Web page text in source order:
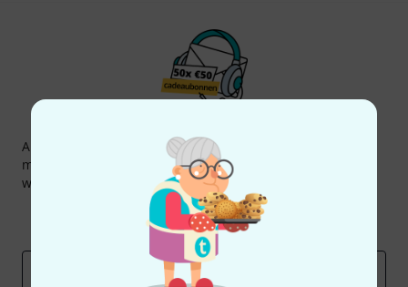
Abonneer u op de Thomann-nieuwsbrief in het Engels en
met een beetje geluk kunt u een van
waarde van
per stuk winnen!
Inspirerende bijdragen
Aanbiedingen
Thomann-inzichten